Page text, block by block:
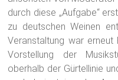
Vorstellung der
oberhalb der Gürtellinie
auch bei steigender
Publikum immer wieder
zu sorgen.